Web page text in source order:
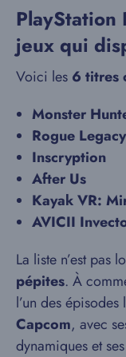
PlayStation
jeux qui
Voici les 6 titres
Monster
Rogue
Inscryption
After Us
Kayak VR:
AVICII
La liste n’est pas
pépites. À
l’un des
Capcom, avec
dynamiques et